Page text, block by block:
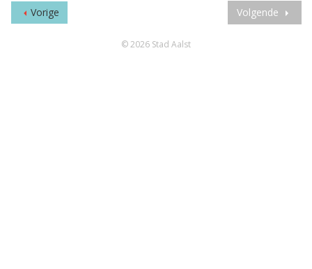
Volgende
Vorige
© 2026 Stad Aalst